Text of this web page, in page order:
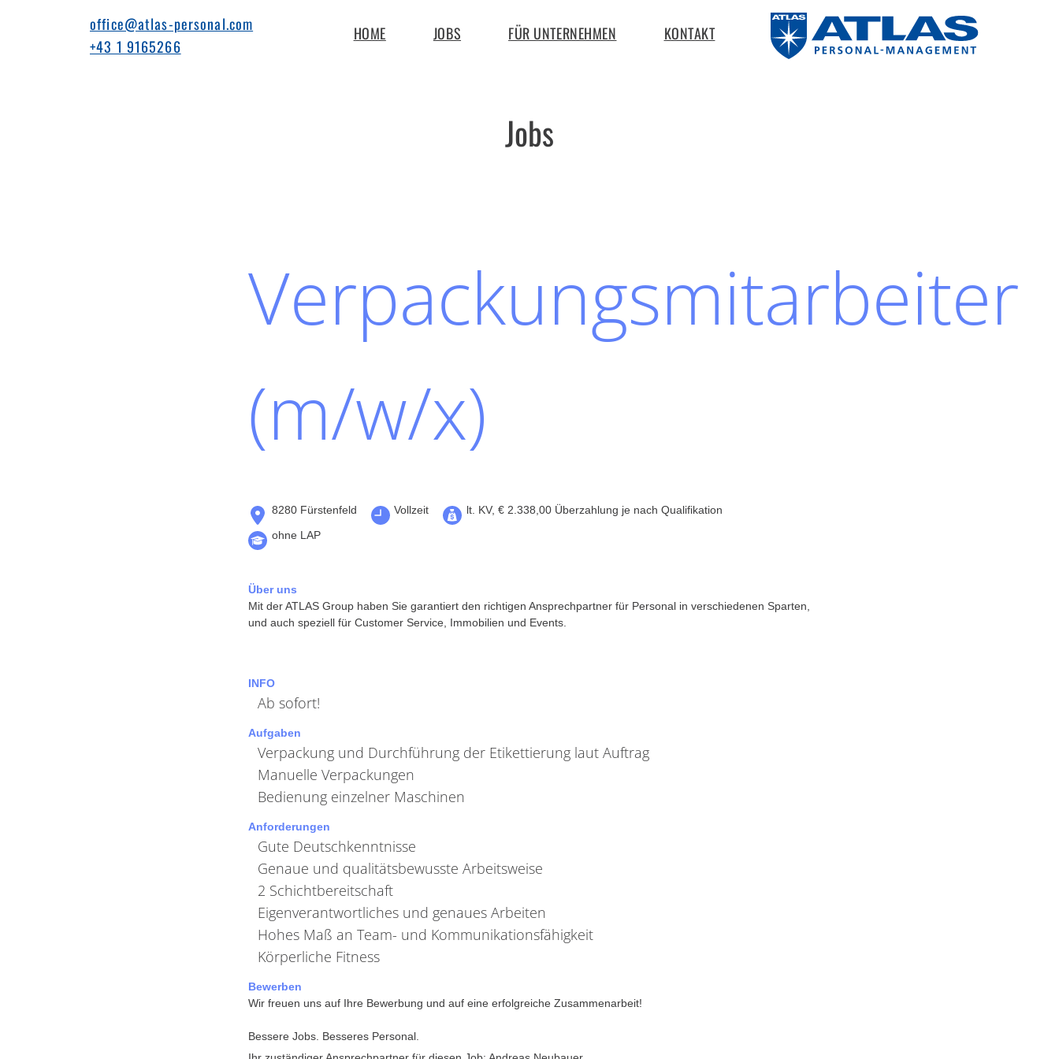
office@atlas-personal.com
+43 1 9165266
HOME JOBS FÜR UNTERNEHMEN KONTAKT
Jobs
Verpackungsmitarbeiter
(m/w/x)
8280 Fürstenfeld Vollzeit lt. KV, € 2.338,00 Überzahlung je nach Qualifikation
ohne LAP
Über uns
Mit der ATLAS Group haben Sie garantiert den richtigen Ansprechpartner für Personal in verschiedenen Sparten,
und auch speziell für Customer Service, Immobilien und Events.
INFO
Ab sofort!
Aufgaben
Verpackung und Durchführung der Etikettierung laut Auftrag
Manuelle Verpackungen
Bedienung einzelner Maschinen
Anforderungen
Gute Deutschkenntnisse
Genaue und qualitätsbewusste Arbeitsweise
2 Schichtbereitschaft
Eigenverantwortliches und genaues Arbeiten
Hohes Maß an Team- und Kommunikationsfähigkeit
Körperliche Fitness
Bewerben
Wir freuen uns auf Ihre Bewerbung und auf eine erfolgreiche Zusammenarbeit!
Bessere Jobs. Besseres Personal.